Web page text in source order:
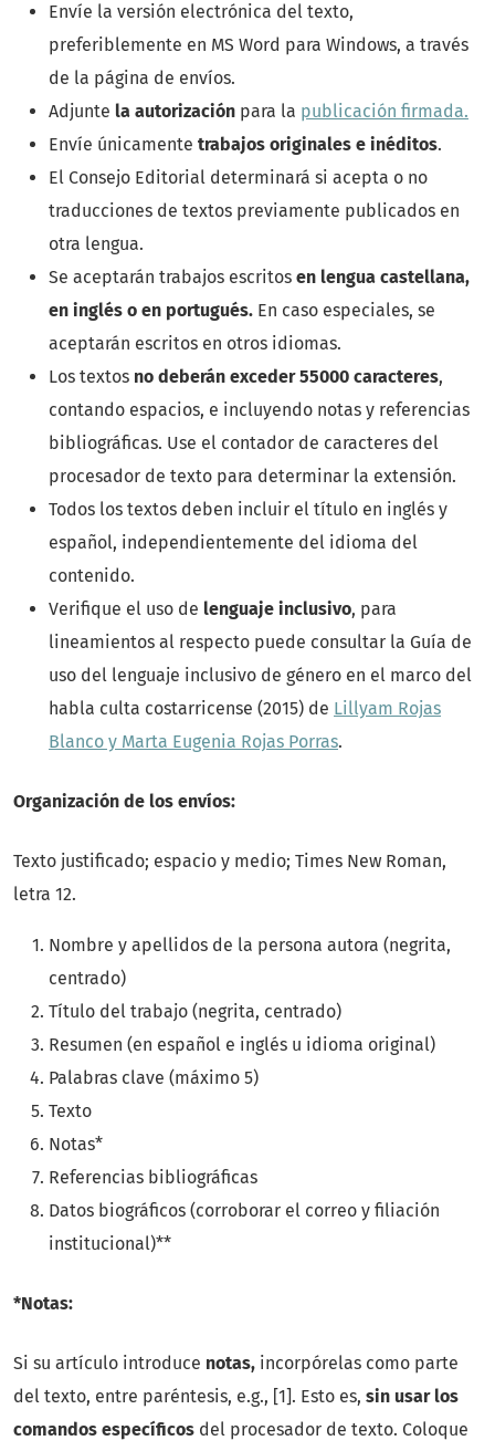
Envíe la versión electrónica del texto,
preferiblemente en MS Word para Windows, a través
de la página de envíos.
Adjunte la autorización para la publicación firmada.
Envíe únicamente trabajos originales e inéditos.
El Consejo Editorial determinará si acepta o no
traducciones de textos previamente publicados en
otra lengua.
Se aceptarán trabajos escritos en lengua castellana,
en inglés o en portugués. En caso especiales, se
aceptarán escritos en otros idiomas.
Los textos no deberán exceder 55000 caracteres,
contando espacios, e incluyendo notas y referencias
bibliográficas. Use el contador de caracteres del
procesador de texto para determinar la extensión.
Todos los textos deben incluir el título en inglés y
español, independientemente del idioma del
contenido.
Verifique el uso de lenguaje inclusivo, para
lineamientos al respecto puede consultar la Guía de
uso del lenguaje inclusivo de género en el marco del
habla culta costarricense (2015) de Lillyam Rojas
Blanco y Marta Eugenia Rojas Porras.
Organización de los envíos:
Texto justificado; espacio y medio; Times New Roman,
letra 12.
Nombre y apellidos de la persona autora (negrita,
centrado)
Título del trabajo (negrita, centrado)
Resumen (en español e inglés u idioma original)
Palabras clave (máximo 5)
Texto
Notas*
Referencias bibliográficas
Datos biográficos (corroborar el correo y filiación
institucional)**
*Notas:
Si su artículo introduce notas, incorpórelas como parte
del texto, entre paréntesis, e.g., [1]. Esto es, sin usar los
comandos específicos del procesador de texto. Coloque